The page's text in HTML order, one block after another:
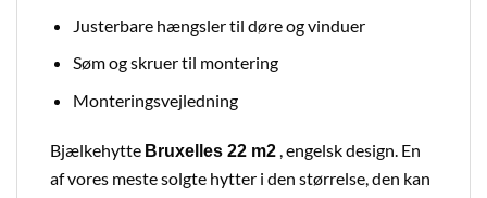
Justerbare hængsler til døre og vinduer
Søm og skruer til montering
Monteringsvejledning
Bjælkehytte Bruxelles 22 m2 , engelsk design. En
af vores meste solgte hytter i den størrelse, den kan